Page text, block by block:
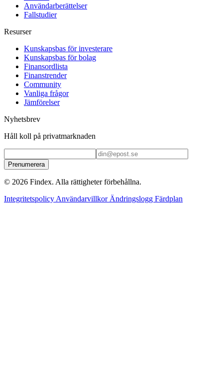
Användarberättelser
Fallstudier
Resurser
Kunskapsbas för investerare
Kunskapsbas för bolag
Finansordlista
Finanstrender
Community
Vanliga frågor
Jämförelser
Nyhetsbrev
Håll koll på privatmarknaden
Prenumerera
© 2026 Findex. Alla rättigheter förbehållna.
Integritetspolicy Användarvillkor Ändringslogg Färdplan